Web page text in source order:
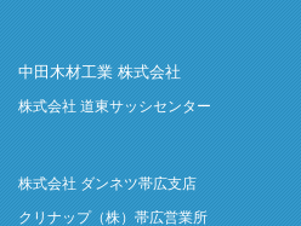
中田木材工業 株式会社
株式会社 道東サッシセンター
株式会社 ダンネツ帯広支店
クリナップ（株）帯広営業所